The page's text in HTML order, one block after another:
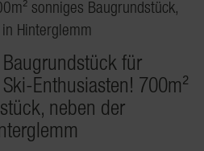
für
Enthusiasten! 700m²
neben der